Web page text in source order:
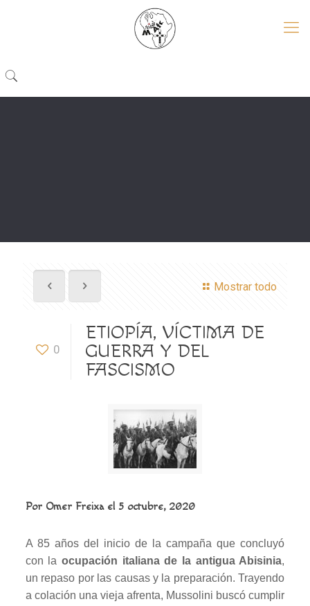
Mostrar todo
0
ETIOPÍA, VÍCTIMA DE
GUERRA Y DEL
FASCISMO
Por Omer Freixael 5 octubre, 2020
A 85 años del inicio de la campaña que concluyó
con laocupación italiana de la antigua Abisinia,
un repaso por las causas y la preparación. Trayendo
a colación una vieja afrenta, Mussolini buscó cumplir